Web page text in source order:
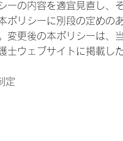
ーの内容を適宜見直し、
ポリシーに別段の定めの
変更後の本ポリシーは、
士ウェブサイトに掲載し
定